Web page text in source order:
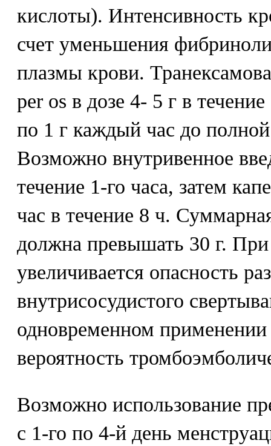
кислоты). Интенсивность
счет уменьшения
плазмы крови.
per os в дозе 4- 5 г в
по 1 г каждый час до
Возможно внутривенное
течение 1-го часа, затем
час в течение 8 ч.
должна превышать 30 г.
увеличивается опасность
внутрисосудистого
одновременном применении
вероятность
Возможно использование
с 1-го по 4-й день